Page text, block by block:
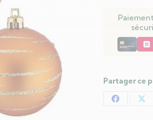
Noël
PVC
Unités)
Partager ce
Partager